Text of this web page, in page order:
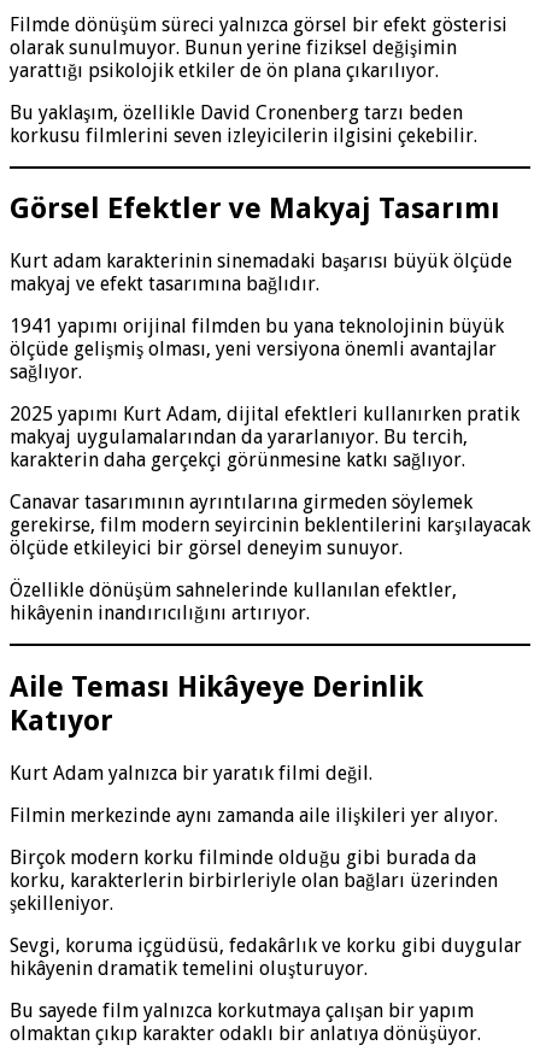
Filmde dönüşüm süreci yalnızca görsel bir efekt gösterisi
olarak sunulmuyor. Bunun yerine fiziksel değişimin
yarattığı psikolojik etkiler de ön plana çıkarılıyor.
Bu yaklaşım, özellikle David Cronenberg tarzı beden
korkusu filmlerini seven izleyicilerin ilgisini çekebilir.
Görsel Efektler ve Makyaj Tasarımı
Kurt adam karakterinin sinemadaki başarısı büyük ölçüde
makyaj ve efekt tasarımına bağlıdır.
1941 yapımı orijinal filmden bu yana teknolojinin büyük
ölçüde gelişmiş olması, yeni versiyona önemli avantajlar
sağlıyor.
2025 yapımı Kurt Adam, dijital efektleri kullanırken pratik
makyaj uygulamalarından da yararlanıyor. Bu tercih,
karakterin daha gerçekçi görünmesine katkı sağlıyor.
Canavar tasarımının ayrıntılarına girmeden söylemek
gerekirse, film modern seyircinin beklentilerini karşılayacak
ölçüde etkileyici bir görsel deneyim sunuyor.
Özellikle dönüşüm sahnelerinde kullanılan efektler,
hikâyenin inandırıcılığını artırıyor.
Aile Teması Hikâyeye Derinlik
Katıyor
Kurt Adam yalnızca bir yaratık filmi değil.
Filmin merkezinde aynı zamanda aile ilişkileri yer alıyor.
Birçok modern korku filminde olduğu gibi burada da
korku, karakterlerin birbirleriyle olan bağları üzerinden
şekilleniyor.
Sevgi, koruma içgüdüsü, fedakârlık ve korku gibi duygular
hikâyenin dramatik temelini oluşturuyor.
Bu sayede film yalnızca korkutmaya çalışan bir yapım
olmaktan çıkıp karakter odaklı bir anlatıya dönüşüyor.